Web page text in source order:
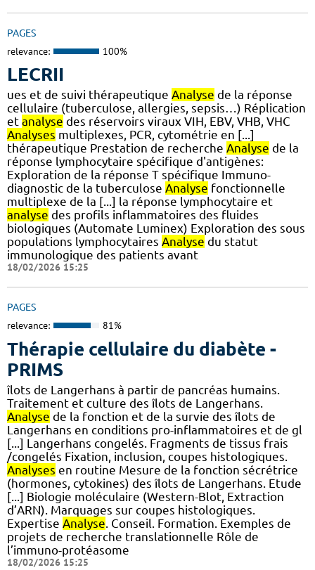
PAGES
relevance: 100%
LECRII
ues et de suivi thérapeutique Analyse de la réponse
cellulaire (tuberculose, allergies, sepsis…) Réplication
et analyse des réservoirs viraux VIH, EBV, VHB, VHC
Analyses multiplexes, PCR, cytométrie en [...]
thérapeutique Prestation de recherche Analyse de la
réponse lymphocytaire spécifique d'antigènes:
Exploration de la réponse T spécifique Immuno-
diagnostic de la tuberculose Analyse fonctionnelle
multiplexe de la [...] la réponse lymphocytaire et
analyse des profils inflammatoires des fluides
biologiques (Automate Luminex) Exploration des sous
populations lymphocytaires Analyse du statut
immunologique des patients avant
18/02/2026 15:25
PAGES
relevance: 81%
Thérapie cellulaire du diabète -
PRIMS
îlots de Langerhans à partir de pancréas humains.
Traitement et culture des îlots de Langerhans.
Analyse de la fonction et de la survie des îlots de
Langerhans en conditions pro-inflammatoires et de gl
[...] Langerhans congelés. Fragments de tissus frais
/congelés Fixation, inclusion, coupes histologiques.
Analyses en routine Mesure de la fonction sécrétrice
(hormones, cytokines) des îlots de Langerhans. Etude
[...] Biologie moléculaire (Western-Blot, Extraction
d’ARN). Marquages sur coupes histologiques.
Expertise Analyse. Conseil. Formation. Exemples de
projets de recherche translationnelle Rôle de
l’immuno-protéasome
18/02/2026 15:25